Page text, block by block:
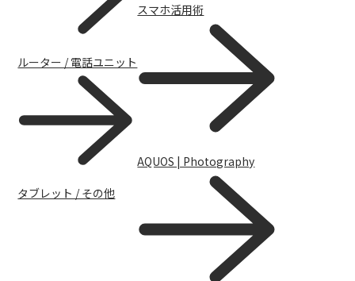
ルーター / 電話ユニット
タブレット / その他
スマホ活用術
AQUOS | Photography